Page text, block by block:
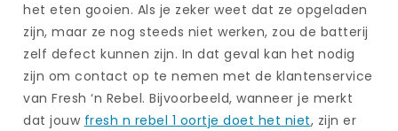
het eten gooien. Als je zeker weet dat ze opgeladen
zijn, maar ze nog steeds niet werken, zou de batterij
zelf defect kunnen zijn. In dat geval kan het nodig
zijn om contact op te nemen met de klantenservice
van Fresh ‘n Rebel. Bijvoorbeeld, wanneer je merkt
dat jouw fresh n rebel 1 oortje doet het niet, zijn er